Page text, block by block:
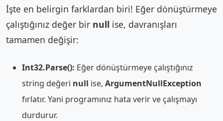
İşte en belirgin farklardan biri! Eğer dönüştürmeye
çalıştığınız değer bir null ise, davranışları
tamamen değişir:
Int32.Parse(): Eğer dönüştürmeye çalıştığınız
string değeri null ise, ArgumentNullException
fırlatır. Yani programınız hata verir ve çalışmayı
durdurur.